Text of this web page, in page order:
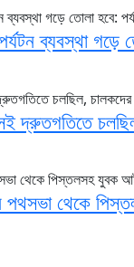
ব্যবস্থা গড়ে
দ্রুতগতিতে
পথসভা থেকে